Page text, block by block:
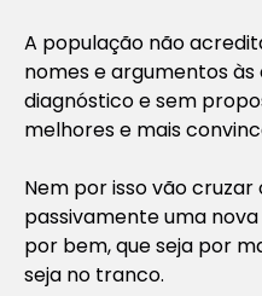
A população não
nomes e argumentos às
diagnóstico e sem
melhores e mais
Nem por isso vão
passivamente uma
por bem, que seja por
seja no tranco.